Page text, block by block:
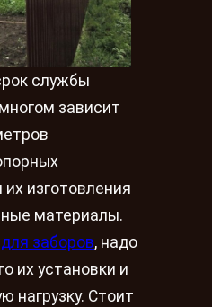
службы
зависит
изготовления
материалы.
заборов, надо
их установки и
нагрузку. Стоит